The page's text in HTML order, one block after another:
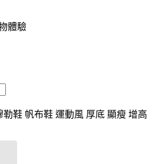
體驗
勒鞋 帆布鞋 運動風 厚底 顯瘦 增高